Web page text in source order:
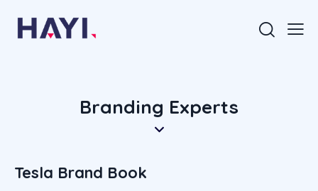
Branding Experts
Tesla Brand Book